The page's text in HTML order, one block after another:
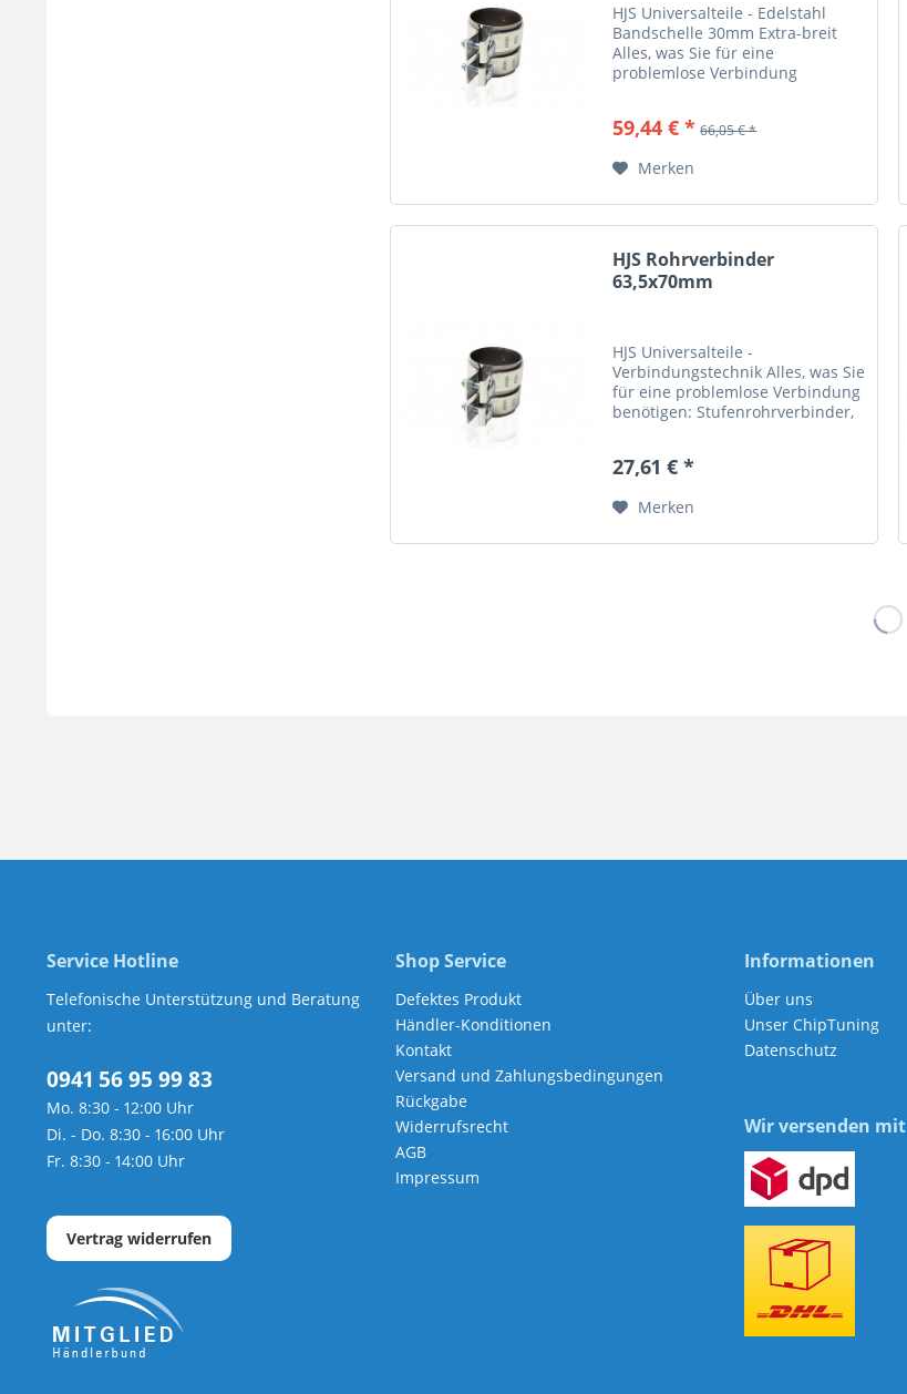
HJS Universalteile - Edelstahl
Bandschelle 30mm Extra-breit
Alles, was Sie für eine
problemlose Verbindung
hochwertigen Edelstahl,
Kupplungsstücke, Flansche,...
59,44 € * 66,05 € *
Merken
HJS Rohrverbinder
63,5x70mm
HJS Universalteile -
Verbindungstechnik Alles, was Sie
für eine problemlose Verbindung
benötigen: Stufenrohrverbinder,
Verbindungs- und
Sondenanschlüsse sowie...
27,61 € *
Merken
Service Hotline
Telefonische Unterstützung und Beratung
unter:
0941 56 95 99 83
Mo. 8:30 - 12:00 Uhr
Di. - Do. 8:30 - 16:00 Uhr
Fr. 8:30 - 14:00 Uhr
Vertrag widerrufen
Shop Service
Defektes Produkt
Händler-Konditionen
Kontakt
Versand und Zahlungsbedingungen
Rückgabe
Widerrufsrecht
AGB
Impressum
Informationen
Über uns
Unser ChipTuning
Datenschutz
Wir versenden mit